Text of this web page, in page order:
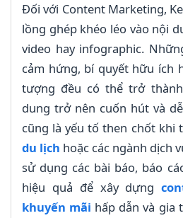
Đối với Content Marketing,
lồng ghép khéo léo vào nội
video hay infographic.
cảm hứng, bí quyết hữu ích
tượng đều có thể trở
dung trở nên cuốn hút và
cũng là yếu tố then chốt khi
du lịch hoặc các ngành dịch
sử dụng các bài báo, báo
hiệu quả để xây dựng
khuyến mãi hấp dẫn và gia